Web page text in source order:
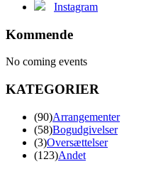
Instagram
Kommende
No coming events
KATEGORIER
(90)Arrangementer
(58)Bogudgivelser
(3)Oversættelser
(123)Andet